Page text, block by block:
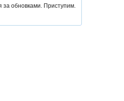
за обновками. Приступим.